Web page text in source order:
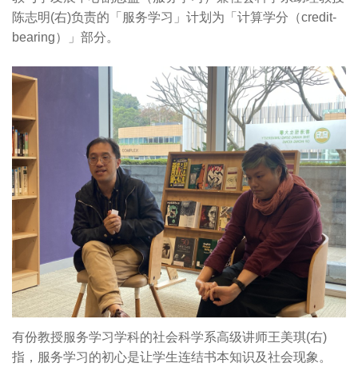
陈志明(右)负责的「服务学习」计划为「计算学分（credit-
bearing）」部分。
有份教授服务学习学科的社会科学系高级讲师王美琪(右)
指，服务学习的初心是让学生连结书本知识及社会现象。